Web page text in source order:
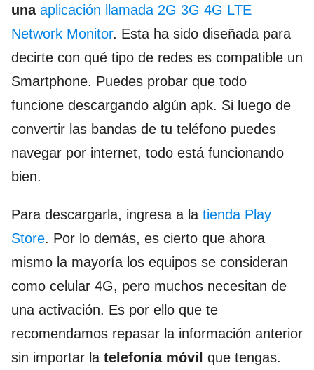
una aplicación llamada 2G 3G 4G LTE
Network Monitor. Esta ha sido diseñada para
decirte con qué tipo de redes es compatible un
Smartphone. Puedes probar que todo
funcione descargando algún apk. Si luego de
convertir las bandas de tu teléfono puedes
navegar por internet, todo está funcionando
bien.
Para descargarla, ingresa a la tienda Play
Store. Por lo demás, es cierto que ahora
mismo la mayoría los equipos se consideran
como celular 4G, pero muchos necesitan de
una activación. Es por ello que te
recomendamos repasar la información anterior
sin importar la telefonía móvil que tengas.